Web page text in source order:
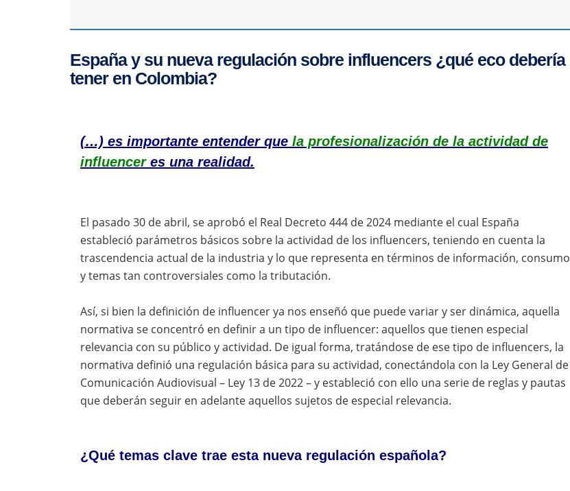
España y su nueva regulación sobre influencers ¿qué eco debería
tener en Colombia?
(…) es importante entender que la profesionalización de la actividad de
influenceres una realidad.
El pasado 30 de abril, se aprobó el Real Decreto 444 de 2024 mediante el cual España
estableció parámetros básicos sobre la actividad de los influencers, teniendo en cuenta la
trascendencia actual de la industria y lo que representa en términos de información, consumo
y temas tan controversiales como la tributación.
Así, si bien la definición de influencer ya nos enseñó que puede variar y ser dinámica, aquella
normativa se concentró en definir a un tipo de influencer: aquellos que tienen especial
relevancia con su público y actividad. De igual forma, tratándose de ese tipo de influencers, la
normativa definió una regulación básica para su actividad, conectándola con la Ley General de
Comunicación Audiovisual – Ley 13 de 2022 – y estableció con ello una serie de reglas y pautas
que deberán seguir en adelante aquellos sujetos de especial relevancia.
¿Qué temas clave trae esta nueva regulación española?